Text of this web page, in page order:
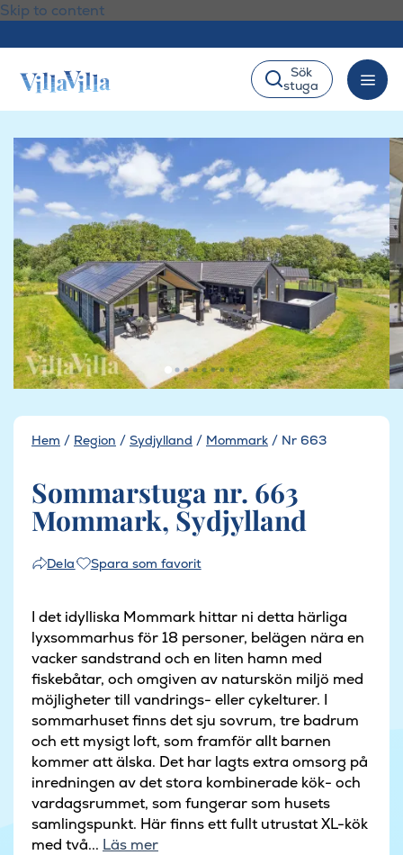
Skip to content
Sök
stuga
Hem / Region / Sydjylland / Mommark / Nr 663
Sommarstuga nr. 663
Mommark, Sydjylland
Dela Spara som favorit
I det idylliska Mommark hittar ni detta härliga
lyxsommarhus för 18 personer, belägen nära en
vacker sandstrand och en liten hamn med
fiskebåtar, och omgiven av naturskön miljö med
möjligheter till vandrings- eller cykelturer. I
sommarhuset finns det sju sovrum, tre badrum
och ett mysigt loft, som framför allt barnen
kommer att älska. Det har lagts extra omsorg på
inredningen av det stora kombinerade kök- och
vardagsrummet, som fungerar som husets
samlingspunkt. Här finns ett fullt utrustat XL-kök
med två... Läs mer